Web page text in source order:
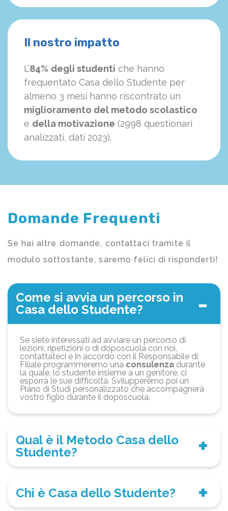
Il nostro impatto
L’84% degli studenti che hanno
frequentato Casa dello Studente per
almeno 3 mesi hanno riscontrato un
miglioramento del metodo scolastico
e della motivazione (2998 questionari
analizzati, dati 2023).
Domande Frequenti
Se hai altre domande, contattaci tramite il
modulo sottostante, saremo felici di risponderti!
Come si avvia un percorso in
Casa dello Studente?
Se siete interessati ad avviare un percorso di
lezioni, ripetizioni o di doposcuola con noi,
contattateci e in accordo con il Responsabile di
Filiale programmeremo una consulenza durante
la quale, lo studente insieme a un genitore, ci
esporrà le sue difficoltà. Svilupperemo poi un
Piano di Studi personalizzato che accompagnerà
vostro figlio durante il doposcuola.
Qual è il Metodo Casa dello
Studente?
Chi è Casa dello Studente?